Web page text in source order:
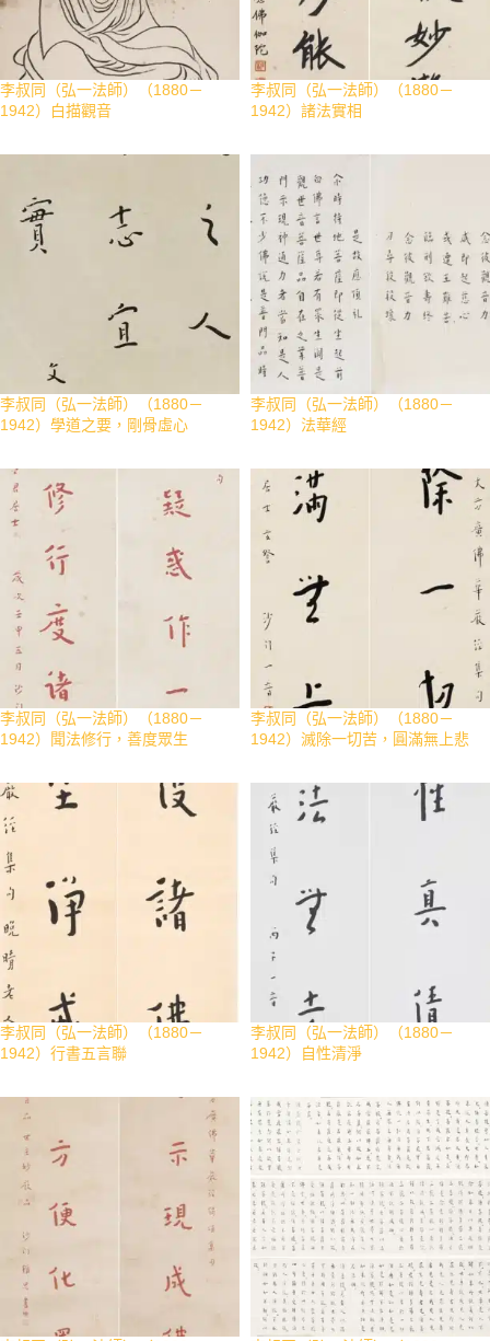
李叔同（弘一法師）（1880－
1942）白描觀音
李叔同（弘一法師）（1880－
1942）諸法實相
李叔同（弘一法師）（1880－
1942）學道之要，剛骨虛心
李叔同（弘一法師）（1880－
1942）法華經
李叔同（弘一法師）（1880－
1942）聞法修行，善度眾生
李叔同（弘一法師）（1880－
1942）滅除一切苦，圓滿無上悲
李叔同（弘一法師）（1880－
1942）行書五言聯
李叔同（弘一法師）（1880－
1942）自性清淨